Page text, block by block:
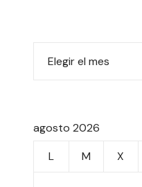
agosto 2026
L
M X